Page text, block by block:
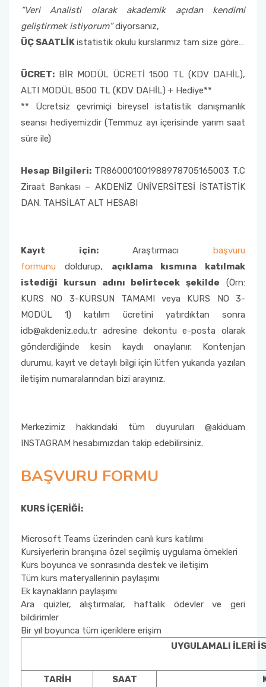
“Veri Analisti olarak akademik açıdan kendimi
geliştirmek istiyorum”diyorsanız,
ÜÇ SAATLİKistatistik okulu kurslarımız tam size göre…
ÜCRET: BİR MODÜL ÜCRETİ 1500 TL (KDV DAHİL),
ALTI MODÜL 8500 TL (KDV DAHİL) + Hediye**
** Ücretsiz çevrimiçi bireysel istatistik danışmanlık
seansı hediyemizdir (Temmuz ayı içerisinde yarım saat
süre ile)
Hesap Bilgileri: TR860001001988978705165003 T.C
Ziraat Bankası – AKDENİZ ÜNİVERSİTESİ İSTATİSTİK
DAN. TAHSİLAT ALT HESABI
Kayıt için:Araştırmacıbaşvuru
formunu doldurup, açıklama kısmına katılmak
istediği kursun adını belirtecek şekilde (Örn:
KURS NO 3-KURSUN TAMAMI veya KURS NO 3-
MODÜL 1) katılım ücretini yatırdıktan sonra
idb@akdeniz.edu.tr adresine dekontu e-posta olarak
gönderdiğinde kesin kaydı onaylanır. Kontenjan
durumu, kayıt ve detaylı bilgi için lütfen yukarıda yazılan
iletişim numaralarından bizi arayınız.
Merkezimiz hakkındaki tüm duyuruları @akiduam
INSTAGRAM hesabımızdan takip edebilirsiniz.
BAŞVURU FORMU
KURS İÇERİĞİ:
Microsoft Teams üzerinden canlı kurs katılımı
Kursiyerlerin branşına özel seçilmiş uygulama örnekleri
Kurs boyunca ve sonrasında destek ve iletişim
Tüm kurs materyallerinin paylaşımı
Ek kaynakların paylaşımı
Ara quizler, alıştırmalar, haftalık ödevler ve geri
bildirimler
Bir yıl boyunca tüm içeriklere erişim
UYGULAMALI İLERİ
TARİH SAAT